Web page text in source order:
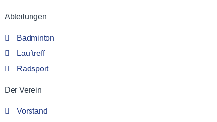
Abteilungen
Badminton
Lauftreff
Radsport
Der Verein
Vorstand